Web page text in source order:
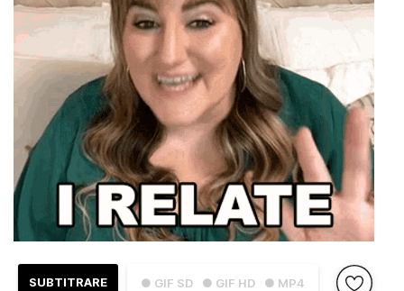
● GIF SD ● GIF HD ● MP4
SUBTITRARE